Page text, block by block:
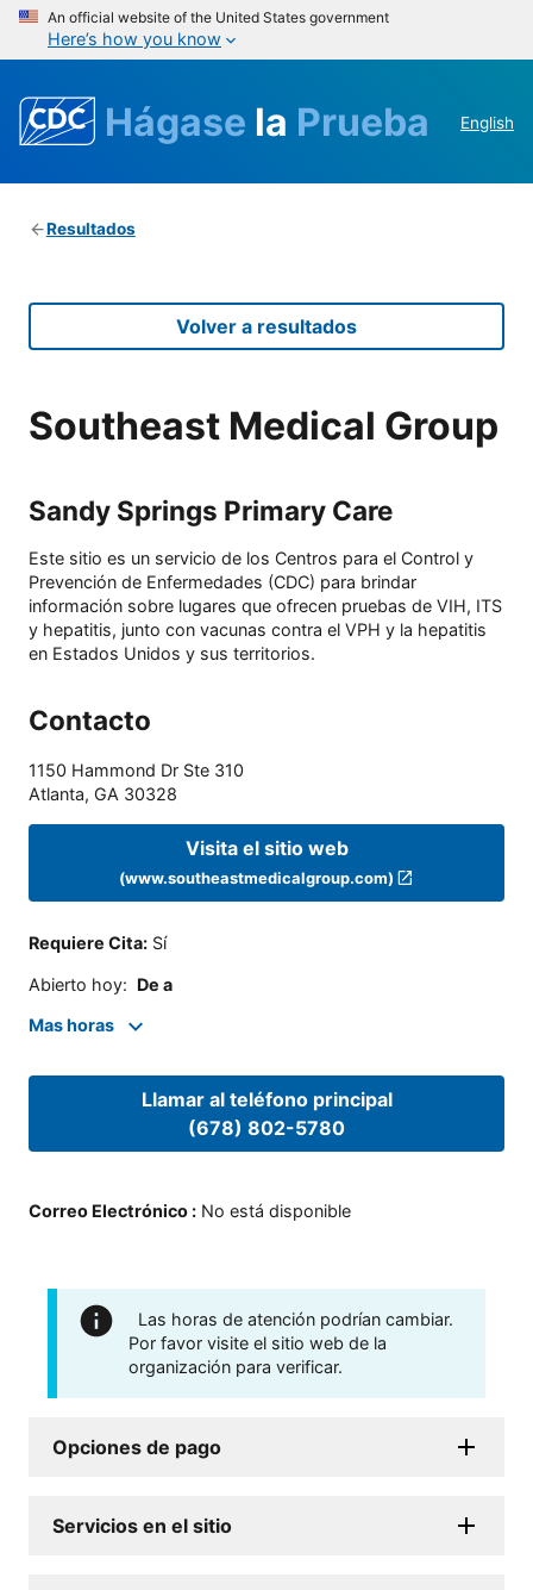
An official website of the United States government
Here’s how you know
Hágase la Prueba English
Resultados
Volver a resultados
Southeast Medical Group
Sandy Springs Primary Care
Este sitio es un servicio de los Centros para el Control y
Prevención de Enfermedades (CDC) para brindar
información sobre lugares que ofrecen pruebas de VIH, ITS
y hepatitis, junto con vacunas contra el VPH y la hepatitis
en Estados Unidos y sus territorios.
Contacto
1150 Hammond Dr Ste 310
Atlanta, GA 30328
Visita el sitio web
(www.southeastmedicalgroup.com)
Requiere Cita: Sí
Abierto hoy: De a
Mas horas
Llamar al teléfono principal
(678) 802-5780
Correo Electrónico : No está disponible
Las horas de atención podrían cambiar.
Por favor visite el sitio web de la
organización para verificar.
Opciones de pago
Servicios en el sitio